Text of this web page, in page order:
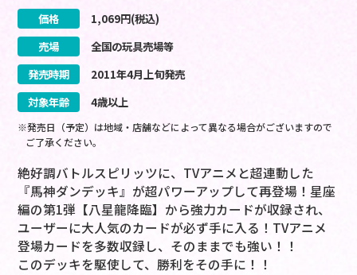
価格 1,069円(税込)
売場
全国の玩具売場等
発売時期
2011年4月上旬発売
対象年齢
4歳以上
※発売日（予定）は地域・店舗などによって異なる場合がございますので
ご了承ください。
絶好調バトルスピリッツに、TVアニメと超連動した
『馬神ダンデッキ』が超パワーアップして再登場！星座
編の第1弾【八星龍降臨】から強力カードが収録され、
ユーザーに大人気のカードが必ず手に入る！TVアニメ
登場カードを多数収録し、そのままでも強い！！
このデッキを駆使して、勝利をその手に！！